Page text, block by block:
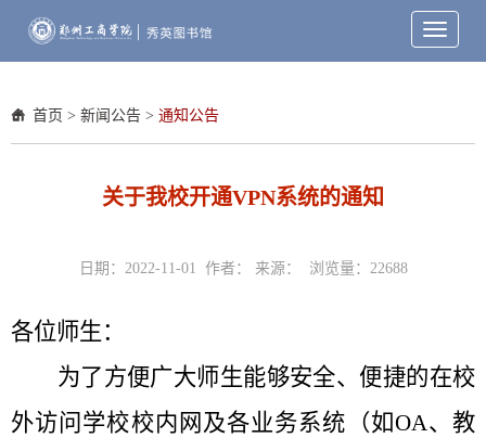
Toggle
首页 > 新闻公告 > 通知公告
关于我校开通VPN系统的通知
日期：2022-11-01 作者： 来源： 浏览量： 22688
各位师生：
为了方便广大师生能够安全、便捷的在校
外访问学校校内网及各业务系统（如OA、教